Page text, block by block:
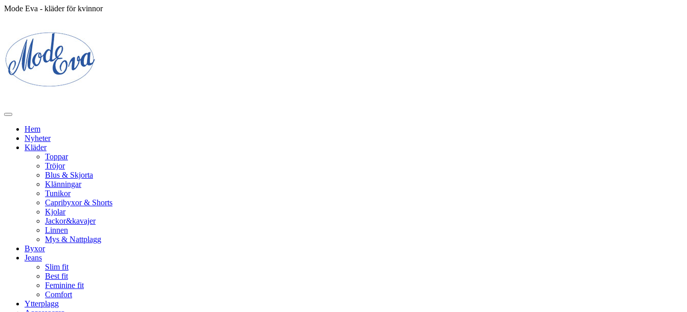
Mode Eva - kläder för kvinnor
Hem
Nyheter
Kläder
Toppar
Tröjor
Blus & Skjorta
Klänningar
Tunikor
Capribyxor & Shorts
Kjolar
Jackor&kavajer
Linnen
Mys & Nattplagg
Byxor
Jeans
Slim fit
Best fit
Feminine fit
Comfort
Ytterplagg